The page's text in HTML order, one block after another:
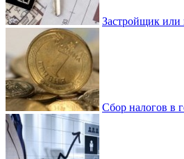
Застройщик или
Сбор налогов в